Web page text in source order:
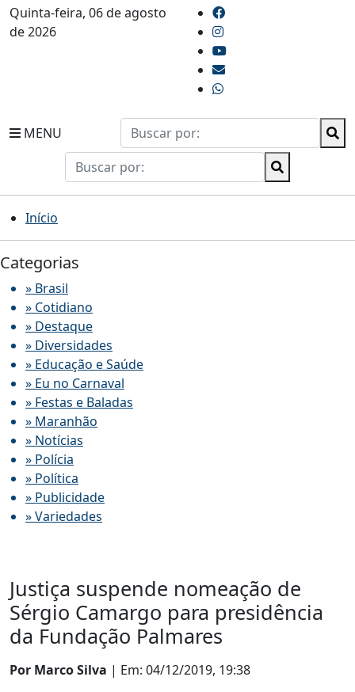
Quinta-feira, 06 de agosto
de 2026
MENU
Início
Categorias
» Brasil
» Cotidiano
» Destaque
» Diversidades
» Educação e Saúde
» Eu no Carnaval
» Festas e Baladas
» Maranhão
» Notícias
» Polícia
» Política
» Publicidade
» Variedades
Justiça suspende nomeação de
Sérgio Camargo para presidência
da Fundação Palmares
Por Marco Silva | Em: 04/12/2019, 19:38